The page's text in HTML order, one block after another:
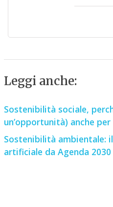
Leggi anche:
Sostenibilità sociale,
un’opportunità) anche per
Sostenibilità ambientale:
artificiale da Agenda 2030